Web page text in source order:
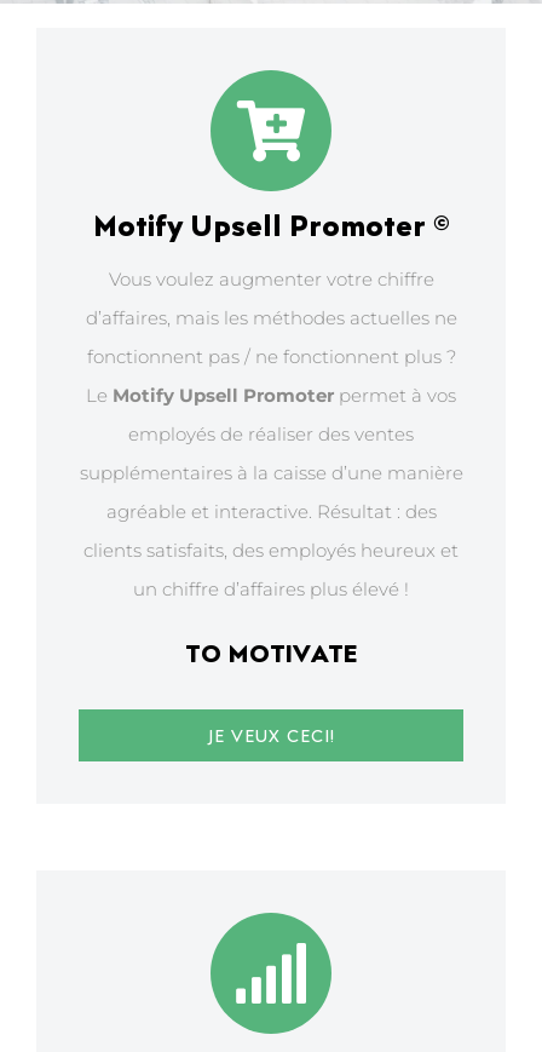
Motify Upsell Promoter ©
Vous voulez augmenter votre chiffre
d’affaires, mais les méthodes actuelles ne
fonctionnent pas / ne fonctionnent plus ?
Le Motify Upsell Promoter permet à vos
employés de réaliser des ventes
supplémentaires à la caisse d’une manière
agréable et interactive. Résultat : des
clients satisfaits, des employés heureux et
un chiffre d’affaires plus élevé !
TO MOTIVATE
JE VEUX CECI!